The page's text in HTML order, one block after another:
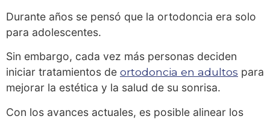
Durante años se pensó que la ortodoncia era solo
para adolescentes.
Sin embargo, cada vez más personas deciden
iniciar tratamientos de ortodoncia en adultos para
mejorar la estética y la salud de su sonrisa.
Con los avances actuales, es posible alinear los